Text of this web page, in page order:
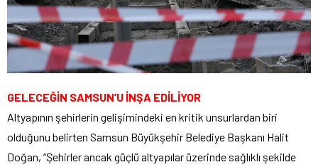
GELECEĞİN SAMSUN’U İNŞA EDİLİYOR
Altyapının şehirlerin gelişimindeki en kritik unsurlardan biri
olduğunu belirten Samsun Büyükşehir Belediye Başkanı Halit
Doğan, “Şehirler ancak güçlü altyapılar üzerinde sağlıklı şekilde